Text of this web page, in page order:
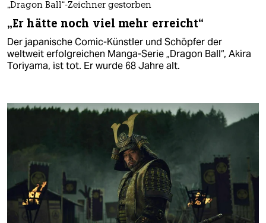
„Dragon Ball“-Zeichner gestorben
„Er hätte noch viel mehr erreicht“
Der japanische Comic-Künstler und Schöpfer der
weltweit erfolgreichen Manga-Serie „Dragon Ball“, Akira
Toriyama, ist tot. Er wurde 68 Jahre alt.